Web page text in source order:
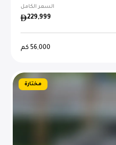
السعر الكامل
229,999
56,000 كم
مختارة